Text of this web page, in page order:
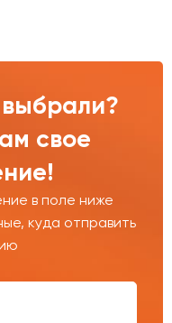
свое
в поле ниже
куда отправить